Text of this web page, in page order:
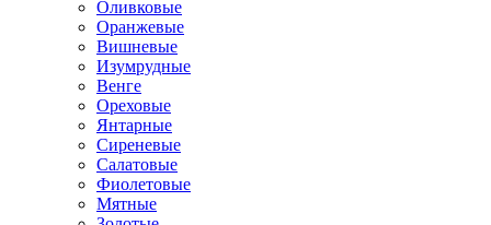
Оливковые
Оранжевые
Вишневые
Изумрудные
Венге
Ореховые
Янтарные
Сиреневые
Салатовые
Фиолетовые
Мятные